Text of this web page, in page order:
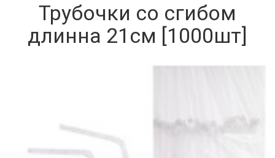
Трубочки со сгибом
длинна 21см [1000шт]